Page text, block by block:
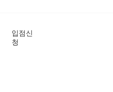
입점신
청